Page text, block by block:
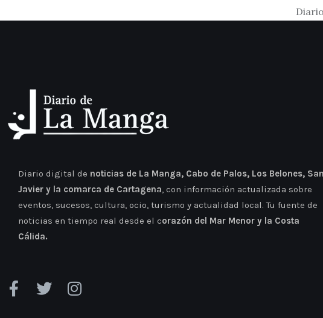
Diario digital de noticias de La Manga, Cabo de Palos, Los Belones, San
Javier y la comarca de Cartagena, con información actualizada sobre
eventos, sucesos, cultura, ocio, turismo y actualidad local. Tu fuente de
noticias en tiempo real desde el corazón del Mar Menor y la Costa
Cálida.